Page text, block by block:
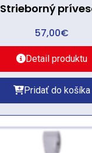
Strieborný
57,00€
Detail produktu
Pridať do košíka